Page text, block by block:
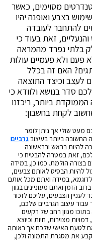
מסוימים, כאשר
בצבע ואופנה יהיו
להתחבר לעובדה
זאת בעוד כי
בלתי נפרד מהמראה
פעם ולא פעמיים עולות
האם זה בכלל
לעצב וכיצד התוצאה
סדר בנושא ולוודא כי
ביותר, ריכזנו
לקחת בחשבון:
מעט שולי אך ניתן לומר
ביותר בעיצובגרביים
להיות בראש ובראשונה
זאת במטרה להבטיח כי
בצורה הולמת. כמו כן, במידה
להיות הבסיס לאותם צבעים,
במידה ואתם מכל אותם
הזמן ואתם מעוניינים בגוון
לעניין הצבעים, עליכם לזכור
עיצוב הגרביים שלכם,
מגוון רחב של רקעים
מצוירות, חיות וכיוצא
לטעם האישי שלכם אך באותה
את מסגרת התמונה ולכן,